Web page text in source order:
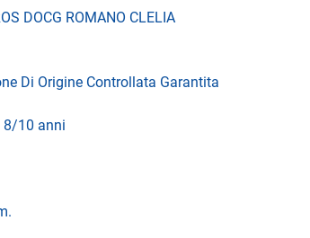
DOCG ROMANO CLELIA
Di Origine Controllata Garantita
8/10 anni